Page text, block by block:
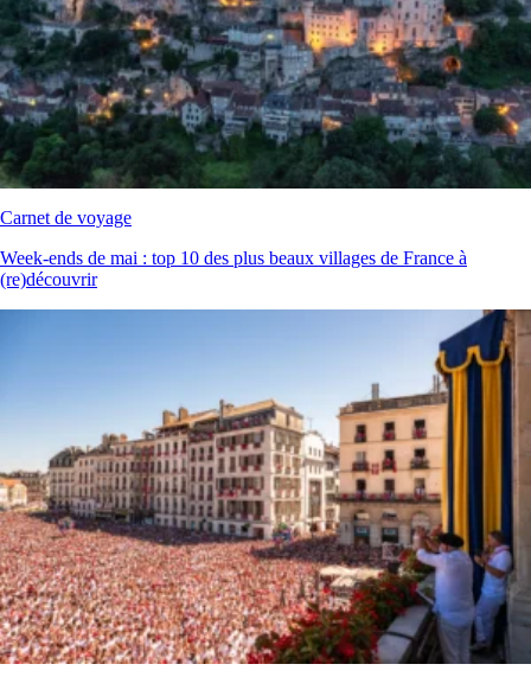
Carnet de voyage
Week‑ends de mai : top 10 des plus beaux villages de France à
(re)découvrir